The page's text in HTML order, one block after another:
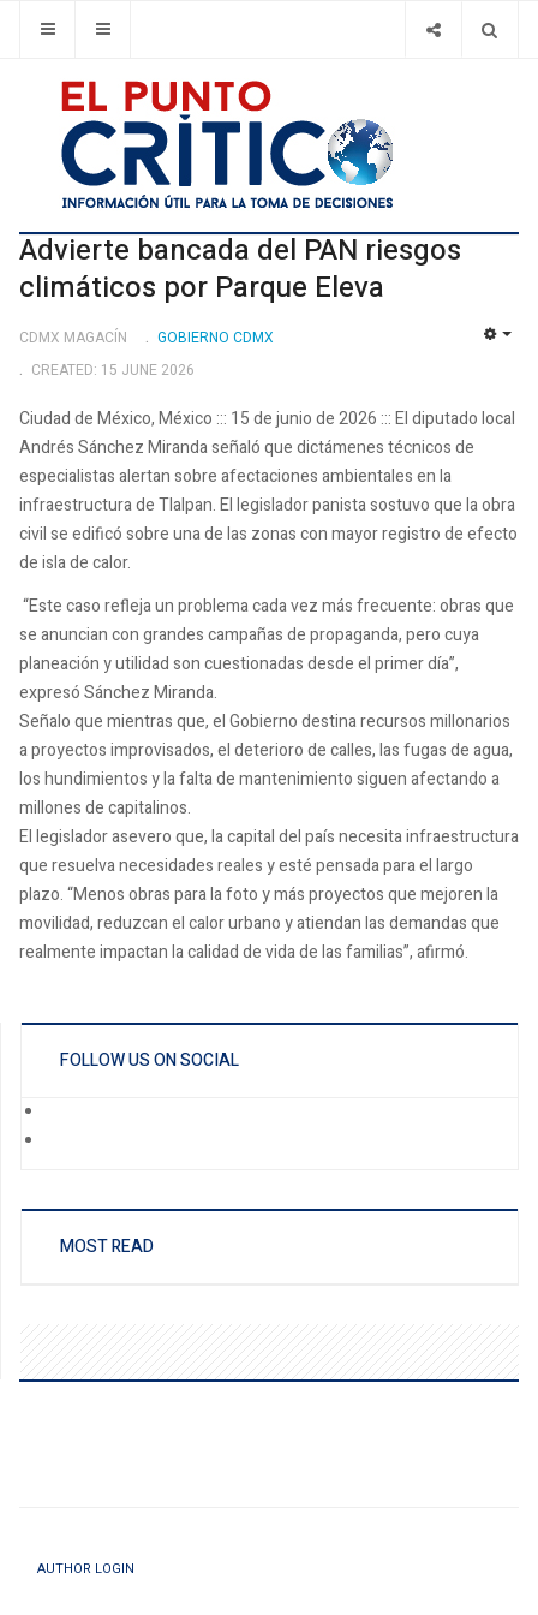
Advierte bancada del PAN riesgos
climáticos por Parque Eleva
CDMX MAGACÍN
GOBIERNO CDMX
CREATED: 15 JUNE 2026
Ciudad de México, México ::: 15 de junio de 2026 ::: El diputado local
Andrés Sánchez Miranda señaló que dictámenes técnicos de
especialistas alertan sobre afectaciones ambientales en la
infraestructura de Tlalpan. El legislador panista sostuvo que la obra
civil se edificó sobre una de las zonas con mayor registro de efecto
de isla de calor.
“Este caso refleja un problema cada vez más frecuente: obras que
se anuncian con grandes campañas de propaganda, pero cuya
planeación y utilidad son cuestionadas desde el primer día”,
expresó Sánchez Miranda.
Señalo que mientras que, el Gobierno destina recursos millonarios
a proyectos improvisados, el deterioro de calles, las fugas de agua,
los hundimientos y la falta de mantenimiento siguen afectando a
millones de capitalinos.
El legislador asevero que, la capital del país necesita infraestructura
que resuelva necesidades reales y esté pensada para el largo
plazo. “Menos obras para la foto y más proyectos que mejoren la
movilidad, reduzcan el calor urbano y atiendan las demandas que
realmente impactan la calidad de vida de las familias”, afirmó.
FOLLOW US ON SOCIAL
MOST READ
AUTHOR LOGIN